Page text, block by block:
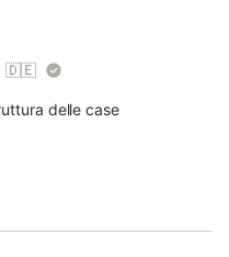
🇩🇪
delle case